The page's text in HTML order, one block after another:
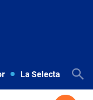
La Selecta